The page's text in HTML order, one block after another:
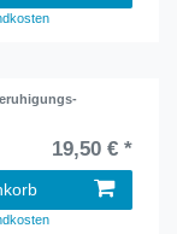
19,50 € *